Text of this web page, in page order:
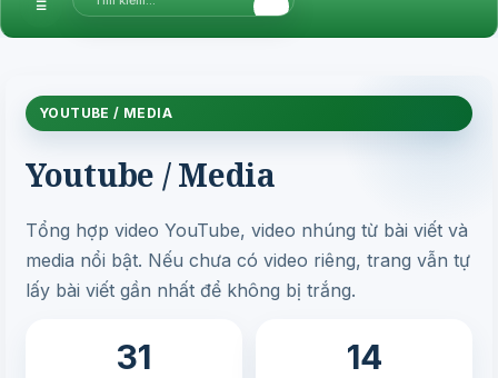
☰
YOUTUBE / MEDIA
Youtube / Media
Tổng hợp video YouTube, video nhúng từ bài viết và
media nổi bật. Nếu chưa có video riêng, trang vẫn tự
lấy bài viết gần nhất để không bị trắng.
31 14